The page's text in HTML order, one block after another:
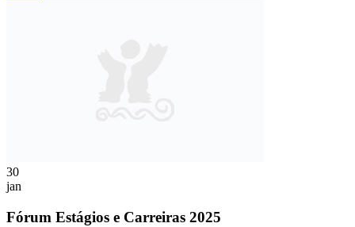
30
jan
Fórum Estágios e Carreiras 2025